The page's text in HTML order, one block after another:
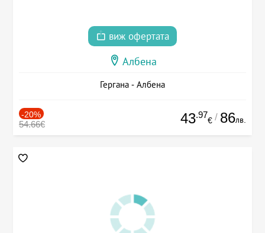
виж офертата
Албена
Гергана - Албена
-20%
54.66€ 43.97
€ / 86лв.